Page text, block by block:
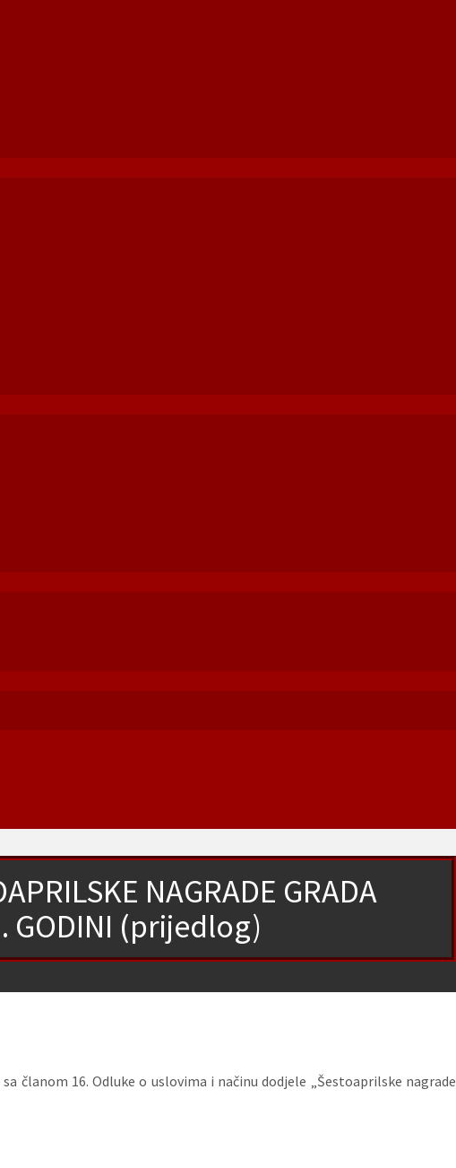
NAGRADE GRADA
GODINI (prijedlog)
članom 16. Odluke o uslovima i načinu dodjele „Šestoaprilske nagrade